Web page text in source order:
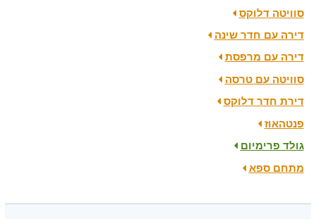
סוויטה דלוקס
דירה עם חדר שינה
דירה עם מרפסת
סוויטה עם טרסה
דירת חדר דלוקס
פנטהאוז
גולד פרימיום
מתחם ספא